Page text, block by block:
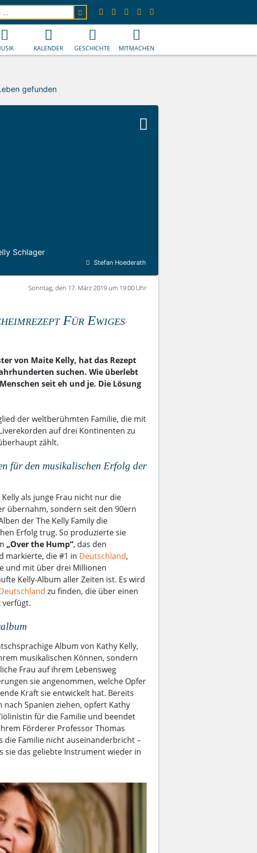
gefunden
Schlager
Stefan Hoederath
Sonntag, den 17. März 2019 um 19:00 Uhr
Für Ewiges
von Maite Kelly, hat das Rezept
suchen. Wie überlebt
seit eh und je. Die Lösung
der weltberühmten Familie, die mit
auf drei Kontinenten zu
zählt.
für den musikalischen Erfolg der
als junge Frau nicht nur die
übernahm, sondern seit den 90ern
der The Kelly Family die
Erfolg trug. So produzierte sie
„Over the Hump“, das den
markierte, die #1 in Deutschland,
und mit über drei Millionen
Kelly-Album aller Zeiten ist. Es wird
zu finden, die über einen
verfügt.
Album von Kathy Kelly,
musikalischen Können, sondern
Frau auf ihrem Lebensweg
sie angenommen, welche Opfer
Kraft sie entwickelt hat. Bereits
nach Spanien ziehen, opfert Kathy
für die Familie und beendet
Förderer Professor Thomas
die Familie nicht auseinanderbricht –
sie das geliebte Instrument wieder in
KALENDER GESCHICHTE MITMACHEN